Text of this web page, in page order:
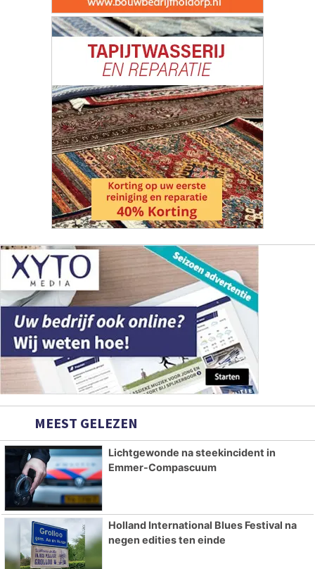
MEEST GELEZEN
Lichtgewonde na steekincident in
Emmer-Compascuum
Holland International Blues Festival na
negen edities ten einde